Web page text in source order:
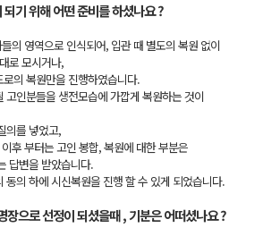
기 위해 어떤 준비를 하셨나요 ?
의 영역으로 인식되어, 입관 때 별도의 복원 없이
로 모시거나,
의 복원만을 진행하였습니다.
고인분들을 생전모습에 가깝게 복원하는 것이
의를 넣었고,
후 부터는 고인 봉합, 복원에 대한 부분은
답변을 받았습니다.
동의 하에 시신복원을 진행 할 수 있게 되었습니다.
으로 선정이 되셨을때 , 기분은 어떠셨나요 ?